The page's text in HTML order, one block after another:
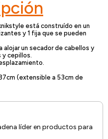
está construído en un
y 1 fija que se pueden
un secador de cabellos y
cepillos.
(extensible a 53cm de
líder en productos para